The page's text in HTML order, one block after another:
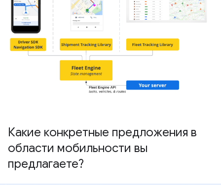
Какие конкретные предложения в
области мобильности вы
предлагаете?